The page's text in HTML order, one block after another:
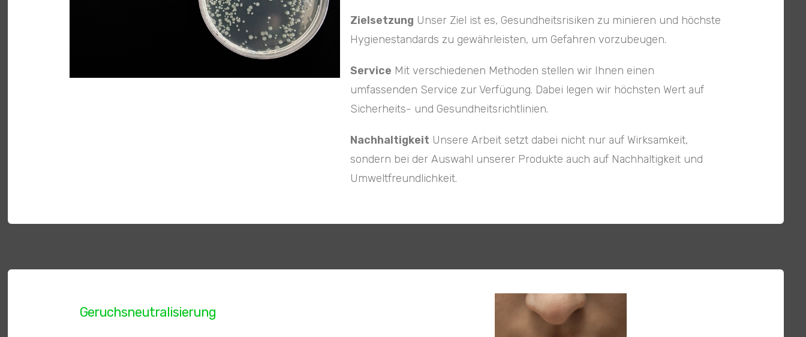
Zielsetzung Unser Ziel ist es, Gesundheitsrisiken zu minieren und höchste
Hygienestandards zu gewährleisten, um Gefahren vorzubeugen.
Service Mit verschiedenen Methoden stellen wir Ihnen einen
umfassenden Service zur Verfügung. Dabei legen wir höchsten Wert auf
Sicherheits- und Gesundheitsrichtlinien.
Nachhaltigkeit Unsere Arbeit setzt dabei nicht nur auf Wirksamkeit,
sondern bei der Auswahl unserer Produkte auch auf Nachhaltigkeit und
Umweltfreundlichkeit.
Geruchsneutralisierung